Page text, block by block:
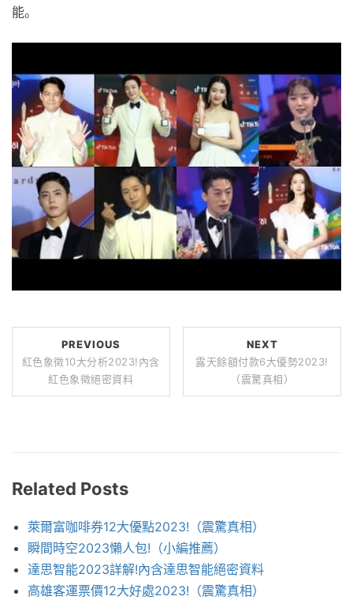
能。
PREVIOUS
紅色象徵10大分析2023!內含
紅色象徵絕密資料
NEXT
露天餘額付款6大優勢2023!
（震驚真相）
Related Posts
萊爾富咖啡券12大優點2023!（震驚真相）
瞬間時空2023懶人包!（小編推薦）
達思智能2023詳解!內含達思智能絕密資料
高雄客運票價12大好處2023!（震驚真相）